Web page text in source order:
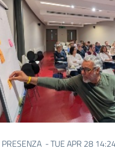
- TUE APR 28